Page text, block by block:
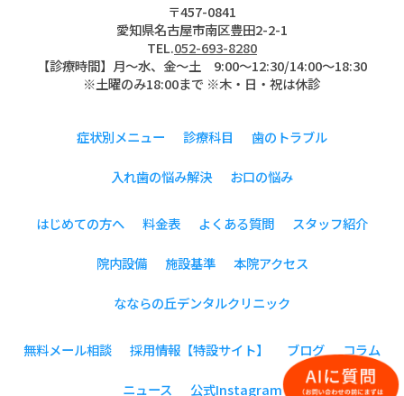
〒457-0841
愛知県名古屋市南区豊田2-2-1
TEL.052-693-8280
【診療時間】月〜水、金～土 9:00〜12:30/14:00～18:30
※土曜のみ18:00まで ※木・日・祝は休診
症状別メニュー 診療科目 歯のトラブル
入れ歯の悩み解決 お口の悩み
はじめての方へ 料金表 よくある質問 スタッフ紹介
院内設備 施設基準 本院アクセス
なならの丘デンタルクリニック
無料メール相談 採用情報【特設サイト】 ブログ コラム
ニュース 公式Instagram